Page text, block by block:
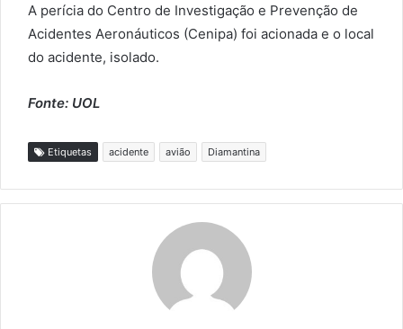
A perícia do Centro de Investigação e Prevenção de
Acidentes Aeronáuticos (Cenipa) foi acionada e o local
do acidente, isolado.
Fonte: UOL
Etiquetas acidente avião Diamantina